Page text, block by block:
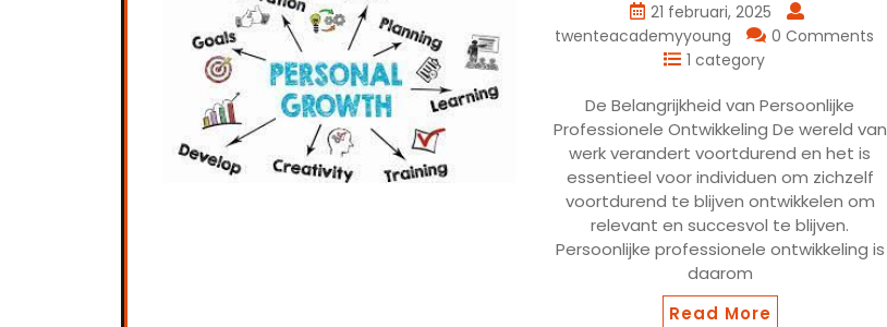
21 februari, 2025
twenteacademyyoung
0 Comments
1 category
De Belangrijkheid van Persoonlijke
Professionele Ontwikkeling De wereld van
werk verandert voortdurend en het is
essentieel voor individuen om zichzelf
voortdurend te blijven ontwikkelen om
relevant en succesvol te blijven.
Persoonlijke professionele ontwikkeling is
daarom
Read More